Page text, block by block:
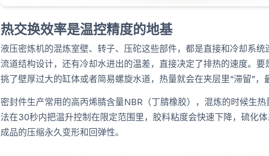
热交换效率是温控精度的地基
液压密炼机的混炼室壁、转子、压砣这些部件，都是直接和冷却系统
流道结构设计，还有冷却水进出的温差，直接决定了排热的速度。要
挑了壁厚过大的缸体或者简易螺旋水道，热量就会在夹层里“滞留”，
密封件生产常用的高丙烯腈含量NBR（丁腈橡胶），混炼的时候生
法在30秒内把温升控制在限定范围里，胶料粘度会快速下降，硫化
成品的压缩永久变形和回弹性。